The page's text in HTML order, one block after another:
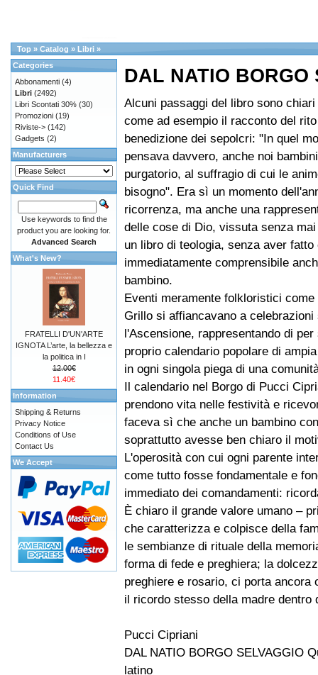
Top » Catalog » Libri »
DAL NATIO BORGO
Alcuni passaggi del libro sono
come ad esempio il racconto del
benedizione dei sepolcri: "In quel
pensava davvero, anche noi
purgatorio, al suffragio di cui le
bisogno". Era sì un momento
ricorrenza, ma anche una
delle cose di Dio, vissuta senza
un libro di teologia, senza aver
immediatamente comprensibile
bambino.
Eventi meramente folkloristici come
Grillo si affiancavano a celebrazioni
l'Ascensione, rappresentando di
proprio calendario popolare di
in ogni singola piega di una
Il calendario nel Borgo di Pucci
prendono vita nelle festività e
faceva sì che anche un bambino
soprattutto avesse ben chiaro il
L'operosità con cui ogni parente
come tutto fosse fondamentale e
immediato dei comandamenti:
È chiaro il grande valore umano –
che caratterizza e colpisce della
le sembianze di rituale della
forma di fede e preghiera; la
preghiere e rosario, ci porta ancora
il ricordo stesso della madre dentro
Pucci Cipriani
DAL NATIO BORGO SELVAGGIO
latino
Categories
Abbonamenti (4)
Libri (2492)
Libri Scontati 30% (30)
Promozioni (19)
Riviste-> (142)
Gadgets (2)
Manufacturers
Quick Find
Use keywords to find the
product you are looking for.
Advanced Search
What's New?
FRATELLI D'UN'ARTE
IGNOTA L’arte, la bellezza e
la politica in I
12.00€
11.40€
Information
Shipping & Returns
Privacy Notice
Conditions of Use
Contact Us
We Accept